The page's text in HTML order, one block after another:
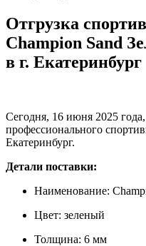
Отгрузка
Champion Sand
в г. Екатеринбург
Сегодня, 16 июня 2025
профессионального
Екатеринбург.
Детали поставки:
Наименование:
Цвет: зеленый
Толщина: 6 мм